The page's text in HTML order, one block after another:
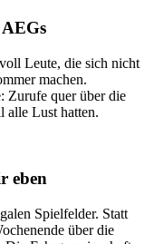
Leute, die sich nicht
machen.
Zurufe quer über die
alle Lust hatten.
eben
Spielfelder. Statt
über die